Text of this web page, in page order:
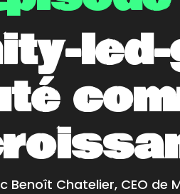
Benoît Chatelier, CEO de